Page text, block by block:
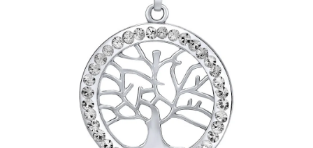
Doprava a platba Vrátenie, výmena, reklamácia
Obchodné podmienky
Ochrana súkromia